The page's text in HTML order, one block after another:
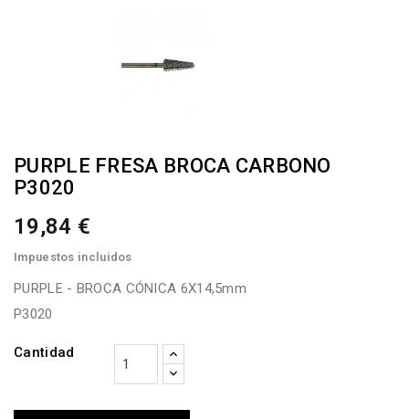
PURPLE FRESA BROCA CARBONO
P3020
19,84 €
Impuestos incluidos
PURPLE - BROCA CÓNICA 6X14,5mm
P3020
Cantidad